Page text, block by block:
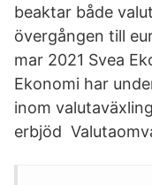
beaktar både
övergången till
mar 2021 Svea
Ekonomi har
inom
erbjöd